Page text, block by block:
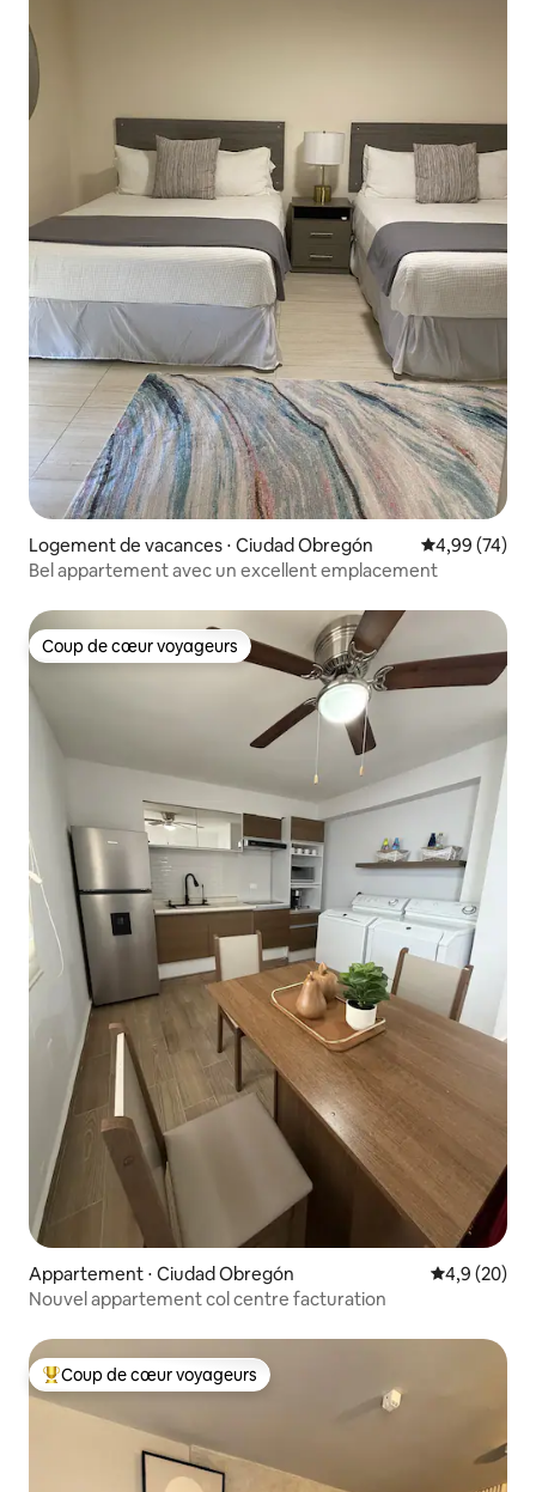
Logement de vacances ⋅ Ciudad Obregón Évaluation
4,99 (74)
Bel appartement avec un excellent emplacement
Coup de cœur voyageurs
Coup de cœur voyageurs
Appartement ⋅ Ciudad Obregón Évaluation
4,9 (20)
Nouvel appartement col centre facturation
Coups de cœur voyageurs les plus appréciés
Coup de cœur voyageurs